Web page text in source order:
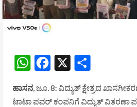
WhatsApp
Facebook
X
ಹಾಸನ, ಜೂ. 8: ವಿದ್ಯುತ್ ಕ್ಷೇತ್ರದ
ಟಾಟಾ ಪವರ್ ಕಂಪನಿಗೆ ವಿದ್ಯುತ್ ವಿತರಣಾ